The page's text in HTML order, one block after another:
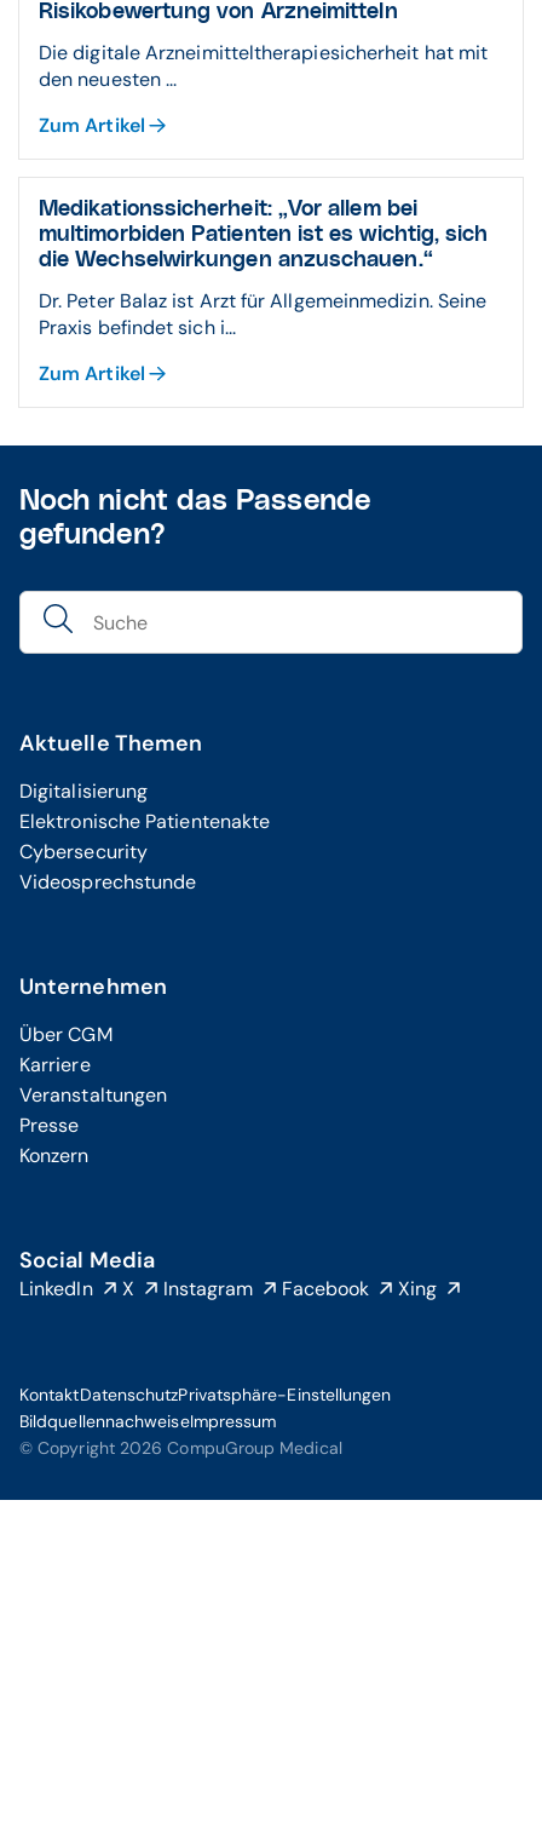
Risikobewertung von Arzneimitteln
Die digitale Arzneimitteltherapiesicherheit hat mit
den neuesten ...
Zum Artikel
Medikationssicherheit: „Vor allem bei
multimorbiden Patienten ist es wichtig, sich
die Wechselwirkungen anzuschauen.“
Dr. Peter Balaz ist Arzt für Allgemeinmedizin. Seine
Praxis befindet sich i...
Zum Artikel
Noch nicht das Passende
gefunden?
Aktuelle Themen
Digitalisierung
Elektronische Patientenakte
Cybersecurity
Videosprechstunde
Unternehmen
Über CGM
Karriere
Veranstaltungen
Presse
Konzern
Social Media
LinkedIn X Instagram Facebook Xing
© Copyright 2026 CompuGroup Medical
KontaktDatenschutzPrivatsphäre-Einstellungen
BildquellennachweiseImpressum